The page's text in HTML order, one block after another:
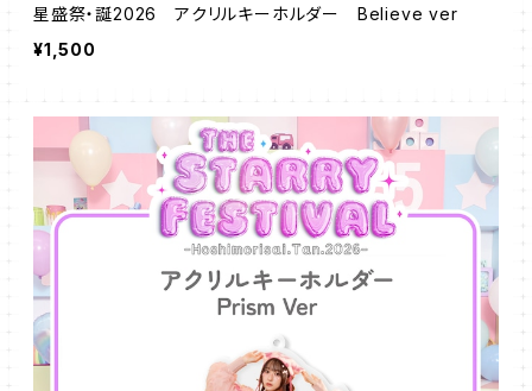
星盛祭・誕2026 アクリルキーホルダー Believe ver
¥1,500